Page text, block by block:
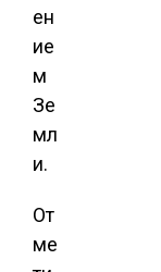
ен
ие
м
Зе
мл
и.
От
ме